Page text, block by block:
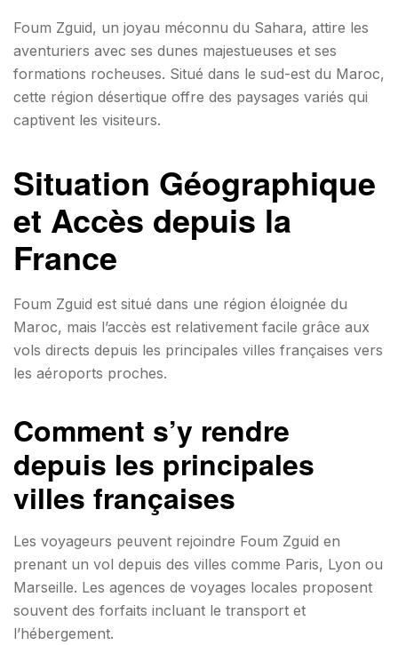
Foum Zguid, un joyau méconnu du Sahara, attire les
aventuriers avec ses dunes majestueuses et ses
formations rocheuses. Situé dans le sud-est du Maroc,
cette région désertique offre des paysages variés qui
captivent les visiteurs.
Situation Géographique
et Accès depuis la
France
Foum Zguid est situé dans une région éloignée du
Maroc, mais l’accès est relativement facile grâce aux
vols directs depuis les principales villes françaises vers
les aéroports proches.
Comment s’y rendre
depuis les principales
villes françaises
Les voyageurs peuvent rejoindre Foum Zguid en
prenant un vol depuis des villes comme Paris, Lyon ou
Marseille. Les agences de voyages locales proposent
souvent des forfaits incluant le transport et
l’hébergement.